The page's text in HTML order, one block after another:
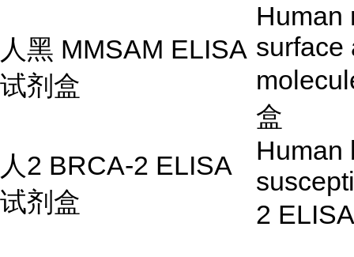
人黑 MMSAM ELISA
试剂盒
Human
surface
盒
人2 BRCA-2 ELISA
试剂盒
Human
2 ELISA